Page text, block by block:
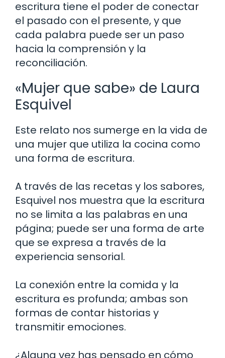
escritura tiene el poder de conectar
el pasado con el presente, y que
cada palabra puede ser un paso
hacia la comprensión y la
reconciliación.
«Mujer que sabe» de Laura
Esquivel
Este relato nos sumerge en la vida de
una mujer que utiliza la cocina como
una forma de escritura.
A través de las recetas y los sabores,
Esquivel nos muestra que la escritura
no se limita a las palabras en una
página; puede ser una forma de arte
que se expresa a través de la
experiencia sensorial.
La conexión entre la comida y la
escritura es profunda; ambas son
formas de contar historias y
transmitir emociones.
¿Alguna vez has pensado en cómo